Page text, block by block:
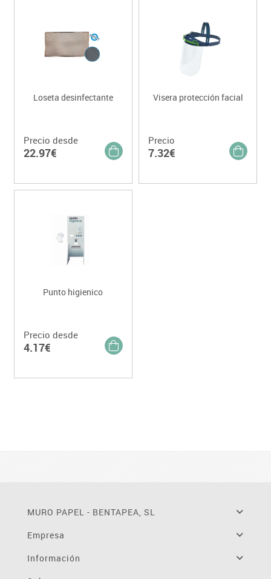
Loseta desinfectante
Precio desde
22.97€
Visera protección facial
Precio
7.32€
Punto higienico
Precio desde
4.17€
MURO PAPEL - BENTAPEA, SL
Empresa
Información